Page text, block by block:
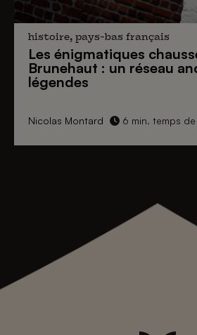
histoire, pays-bas français
Les énigmatiques
Brunehaut : un réseau
légendes
Nicolas Montard 6 min. temps